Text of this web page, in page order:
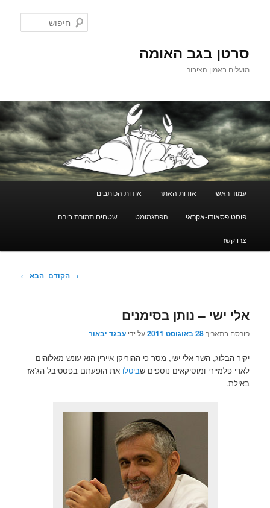
סרטן בגב האומה
מועלים באמון הציבור
עמוד ראשי אודות האתר אודות הכותבים
פוסט פסאודו-אקראי הפתגמומט שטחים תמורת בירה
צרו קשר
ניווט
→ הקודם הבא ←
אלי ישי – נותן בסימנים
פורסם בתאריך28 באוגוסט 2011 על ידיעבגד יבאור
יקיר הבלוג, השר אלי ישי, מסר כי ההוריקן איירין הוא עונש מאלוהים
לאדי פלמיירי ומוסיקאים נוספים שביטלו את הופעתם בפסטיבל הג’אז
באילת.